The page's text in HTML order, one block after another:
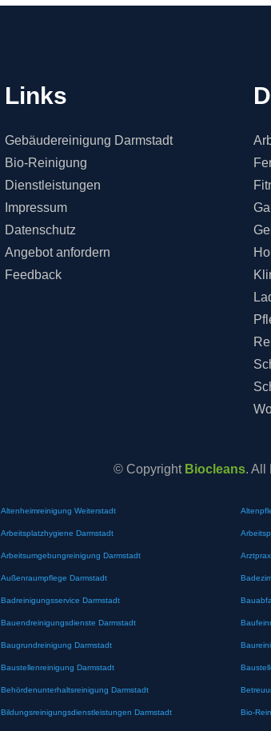
Links
Gebäudereinigung Darmstadt
Bio-Reinigung
Dienstleistungen
Impressum
Datenschutz
Angebot anfordern
Feedback
© Copyright Biocleans. All
Altenheimreinigung Weiterstadt
Arbeitsplatzhygiene Darmstadt
Arbeitsumgebungreinigung Darmstadt
Außenraumpflege Darmstadt
Badreinigungsservice Darmstadt
Bauendreinigungsdienste Darmstadt
Baugrundreinigung Darmstadt
Baustellenreinigung Darmstadt
Behördenunterhaltsreinigung Darmstadt
Bildungsreinigungsdienstleistungen Darmstadt Bio-